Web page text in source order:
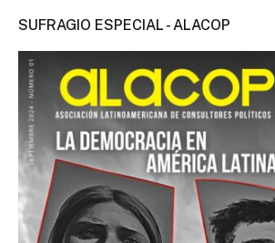
SUFRAGIO ESPECIAL - ALACOP